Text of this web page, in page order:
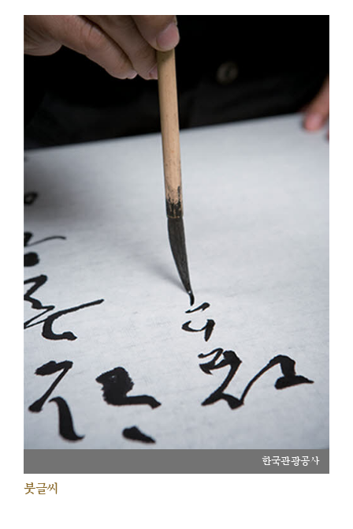
한국관광공사
붓글씨